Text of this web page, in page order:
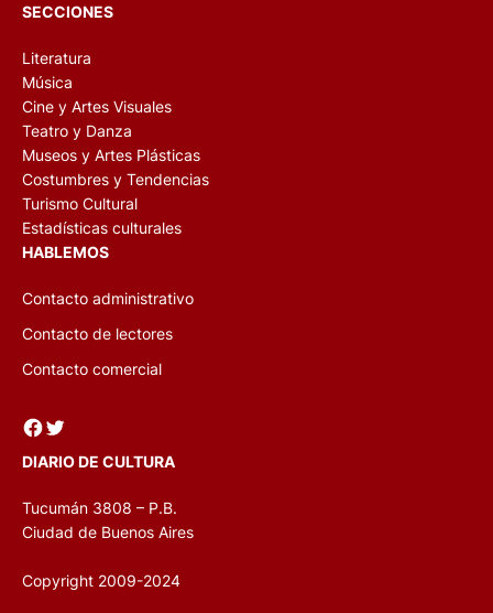
SECCIONES
Literatura
Música
Cine y Artes Visuales
Teatro y Danza
Museos y Artes Plásticas
Costumbres y Tendencias
Turismo Cultural
Estadísticas culturales
HABLEMOS
Contacto administrativo
Contacto de lectores
Contacto comercial
Facebook Twitter
DIARIO DE CULTURA
Tucumán 3808 – P.B.
Ciudad de Buenos Aires
Copyright 2009-2024